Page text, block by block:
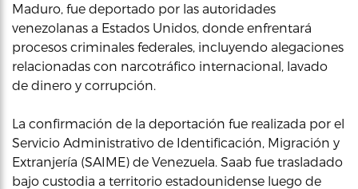
Maduro, fue deportado por las autoridades
venezolanas a Estados Unidos, donde enfrentará
procesos criminales federales, incluyendo alegaciones
relacionadas con narcotráfico internacional, lavado
de dinero y corrupción.
La confirmación de la deportación fue realizada por el
Servicio Administrativo de Identificación, Migración y
Extranjería (SAIME) de Venezuela. Saab fue trasladado
bajo custodia a territorio estadounidense luego de